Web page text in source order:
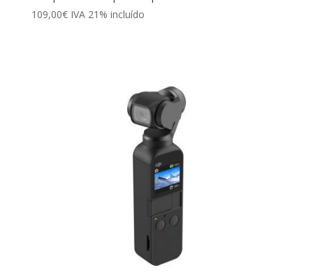
109,00€ IVA 21% incluído